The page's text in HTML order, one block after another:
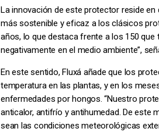
La innovación de este protector reside
más sostenible y eficaz a los clásicos
años, lo que destaca frente a los 150
negativamente en el medio ambiente”,
En este sentido, Fluxá añade que los
temperatura en las plantas, y en los
enfermedades por hongos. “Nuestro
anticalor, antifrío y antihumedad. De este
sean las condiciones meteorológicas